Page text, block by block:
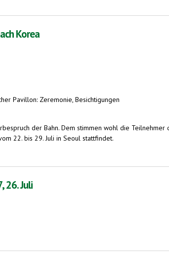
Geburtstag der internationalen Sprache Esperanto
Korea
Pavillon: Zeremonie, Besichtigungen
der Bahn. Dem stimmen wohl die
22. bis 29. Juli in Seoul stattfindet.
26. Juli